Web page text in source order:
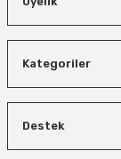
Kategoriler
Destek